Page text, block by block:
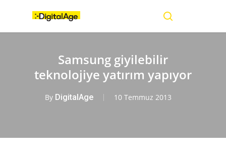
content
Samsung giyilebilir
teknolojiye yatırım yapıyor
By DigitalAge 10 Temmuz 2013